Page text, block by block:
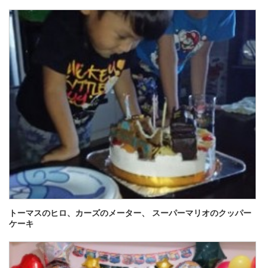
トーマスのヒロ、カーズのメーター、 スーパーマリオのクッパー
ケーキ